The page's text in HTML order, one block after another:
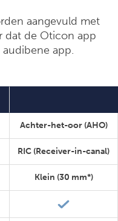
aangevuld met
dat de Oticon app
app.
Achter-het-oor (AHO)
RIC (Receiver-in-canal)
Klein (30 mm*)